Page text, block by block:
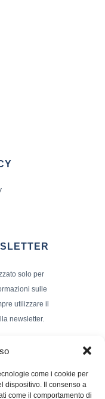
come i cookie per
dispositivo. Il consenso a
come il comportamento di
solo per
sulle
utilizzare il
newsletter.